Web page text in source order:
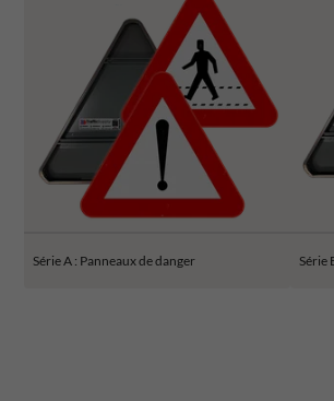
Série A : Panneaux de danger Série